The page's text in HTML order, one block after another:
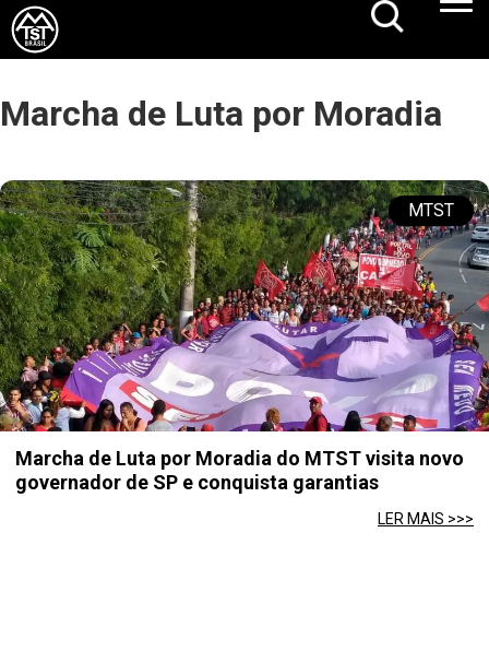
Marcha de Luta por Moradia
MTST
Marcha de Luta por Moradia do MTST visita novo
governador de SP e conquista garantias
LER MAIS >>>